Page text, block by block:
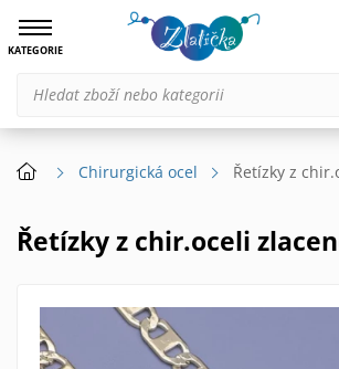
KATEGORIE
Chirurgická ocel Řetízky z
Řetízky z chir.oceli